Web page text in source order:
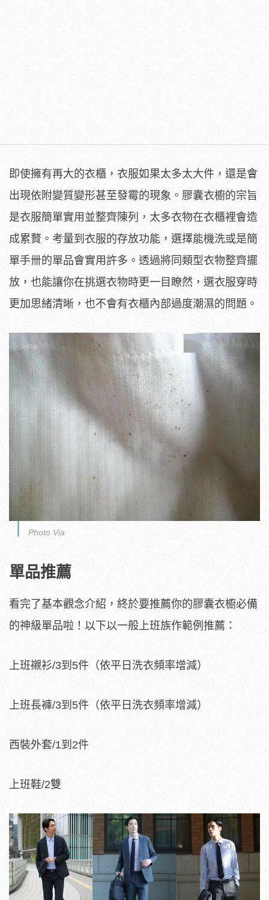
即使擁有再大的衣櫃，衣服如果太多太大件，還是會
出現依附變質變形甚至發霉的現象。膠囊衣櫥的宗旨
是衣服簡單實用並整齊陳列，太多衣物在衣櫃裡會造
成累贅。考量到衣服的存放功能，選擇能機洗或是簡
單手卌的單品會實用許多。透過將同類型衣物整齊擺
放，也能讓你在挑選衣物時更一目瞭然，選衣服穿時
更加思緒清晰，也不會有衣櫃內部過度潮濕的問題。
Photo Via
單品推薦
看完了基本觀念介紹，終於要推薦你的膠囊衣櫥必備
的神級單品啦！以下以一般上班族作範例推薦：
上班襯衫/3到5件（依平日洗衣頻率增減）
上班長褲/3到5件（依平日洗衣頻率增減）
西裝外套/1到2件
上班鞋/2雙